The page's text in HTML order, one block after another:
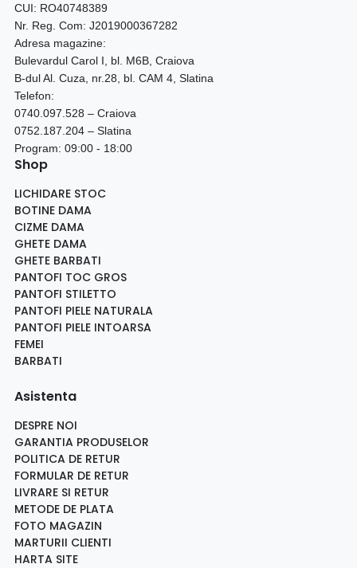
CUI: RO40748389
Nr. Reg. Com: J2019000367282
Adresa magazine:
Bulevardul Carol I, bl. M6B, Craiova
B-dul Al. Cuza, nr.28, bl. CAM 4, Slatina
Telefon:
0740.097.528 – Craiova
0752.187.204 – Slatina
Program: 09:00 - 18:00
Shop
LICHIDARE STOC
BOTINE DAMA
CIZME DAMA
GHETE DAMA
GHETE BARBATI
PANTOFI TOC GROS
PANTOFI STILETTO
PANTOFI PIELE NATURALA
PANTOFI PIELE INTOARSA
FEMEI
BARBATI
Asistenta
DESPRE NOI
GARANTIA PRODUSELOR
POLITICA DE RETUR
FORMULAR DE RETUR
LIVRARE SI RETUR
METODE DE PLATA
FOTO MAGAZIN
MARTURII CLIENTI
HARTA SITE